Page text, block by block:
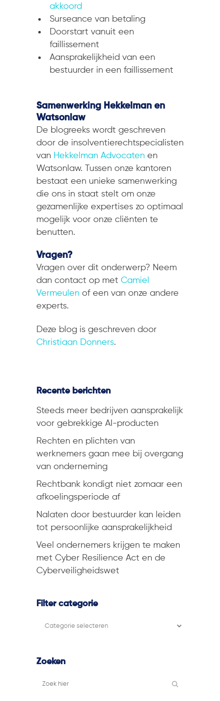
akkoord
Surseance van betaling
Doorstart vanuit een
faillissement
Aansprakelijkheid van een
bestuurder in een faillissement
Samenwerking Hekkelman en
Watsonlaw
De blogreeks wordt geschreven
door de insolventierechtspecialisten
van Hekkelman Advocaten en
Watsonlaw. Tussen onze kantoren
bestaat een unieke samenwerking
die ons in staat stelt om onze
gezamenlijke expertises zo optimaal
mogelijk voor onze cliënten te
benutten.
Vragen?
Vragen over dit onderwerp? Neem
dan contact op met Camiel
Vermeulen of een van onze andere
experts.
Deze blog is geschreven door
Christiaan Donners.
Recente berichten
Steeds meer bedrijven aansprakelijk
voor gebrekkige AI-producten
Rechten en plichten van
werknemers gaan mee bij overgang
van onderneming
Rechtbank kondigt niet zomaar een
afkoelingsperiode af
Nalaten door bestuurder kan leiden
tot persoonlijke aansprakelijkheid
Veel ondernemers krijgen te maken
met Cyber Resilience Act en de
Cyberveiligheidswet
Filter categorie
Filter
Zoeken